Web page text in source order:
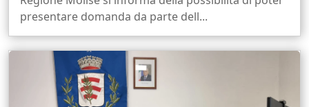
presentare domanda da parte dell...